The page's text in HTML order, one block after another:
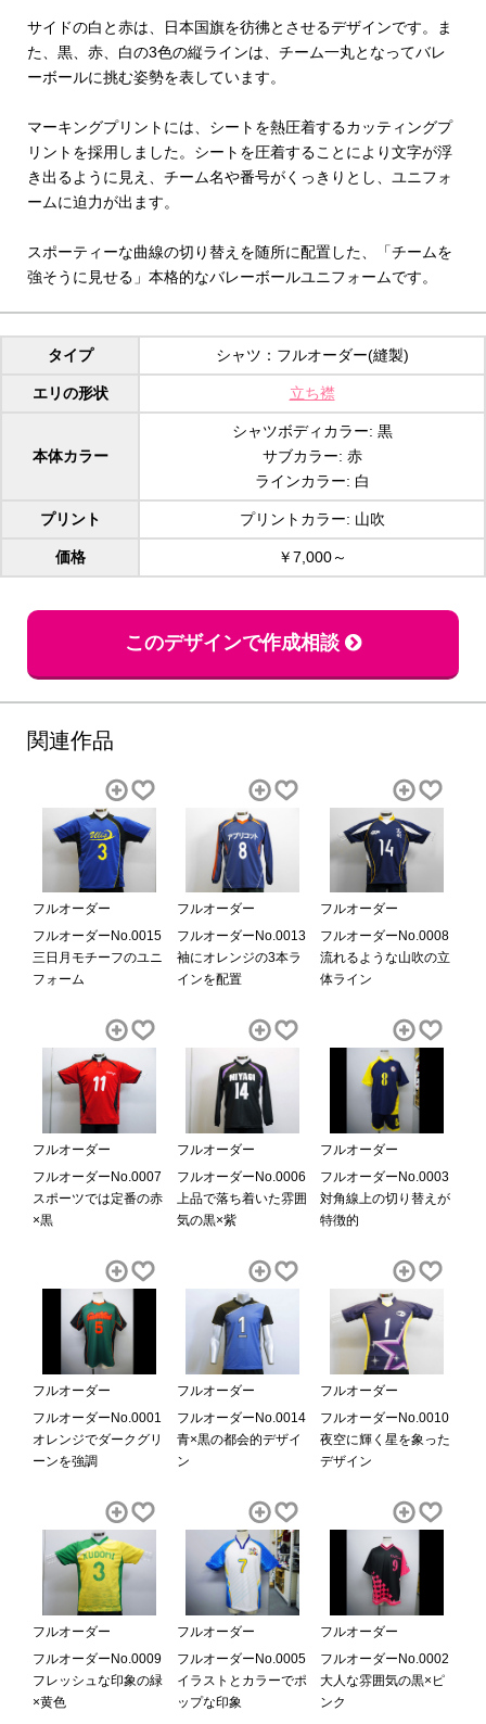
サイドの白と赤は、日本国旗を彷彿とさせるデザインです。ま
た、黒、赤、白の3色の縦ラインは、チーム一丸となってバレ
ーボールに挑む姿勢を表しています。
マーキングプリントには、シートを熱圧着するカッティングプ
リントを採用しました。シートを圧着することにより文字が浮
き出るように見え、チーム名や番号がくっきりとし、ユニフォ
ームに迫力が出ます。
スポーティーな曲線の切り替えを随所に配置した、「チームを
強そうに見せる」本格的なバレーボールユニフォームです。
タイプ シャツ：フルオーダー(縫製)
エリの形状 立ち襟
本体カラー
シャツボディカラー: 黒
サブカラー: 赤
ラインカラー: 白
プリント プリントカラー: 山吹
価格 ￥7,000～
このデザインで作成相談
関連作品
フルオーダー
フルオーダーNo.0015
三日月モチーフのユニ
フォーム
フルオーダー
フルオーダーNo.0013
袖にオレンジの3本ラ
インを配置
フルオーダー
フルオーダーNo.0008
流れるような山吹の立
体ライン
フルオーダー
フルオーダーNo.0007
スポーツでは定番の赤
×黒
フルオーダー
フルオーダーNo.0006
上品で落ち着いた雰囲
気の黒×紫
フルオーダー
フルオーダーNo.0003
対角線上の切り替えが
特徴的
フルオーダー
フルオーダーNo.0001
オレンジでダークグリ
ーンを強調
フルオーダー
フルオーダーNo.0014
青×黒の都会的デザイ
ン
フルオーダー
フルオーダーNo.0010
夜空に輝く星を象った
デザイン
フルオーダー
フルオーダーNo.0009
フレッシュな印象の緑
×黄色
フルオーダー
フルオーダーNo.0005
イラストとカラーでポ
ップな印象
フルオーダー
フルオーダーNo.0002
大人な雰囲気の黒×ピ
ンク